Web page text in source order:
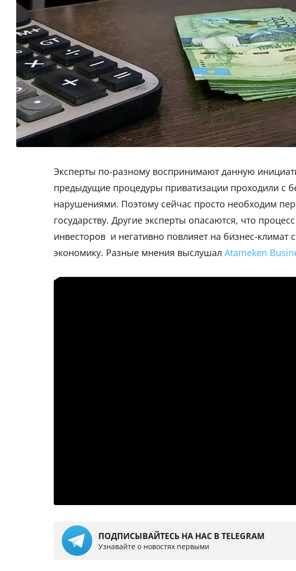
Эксперты по-разному воспринимают данную
предыдущие процедуры приватизации проходили с
нарушениями. Поэтому сейчас просто необходим
государству. Другие эксперты опасаются, что
инвесторов и негативно повлияет на бизнес-климат
экономику. Разные мнения выслушал Atameken
ПОДПИСЫВАЙТЕСЬ НА НАС В TELEGRAM
Узнавайте о новостях первыми